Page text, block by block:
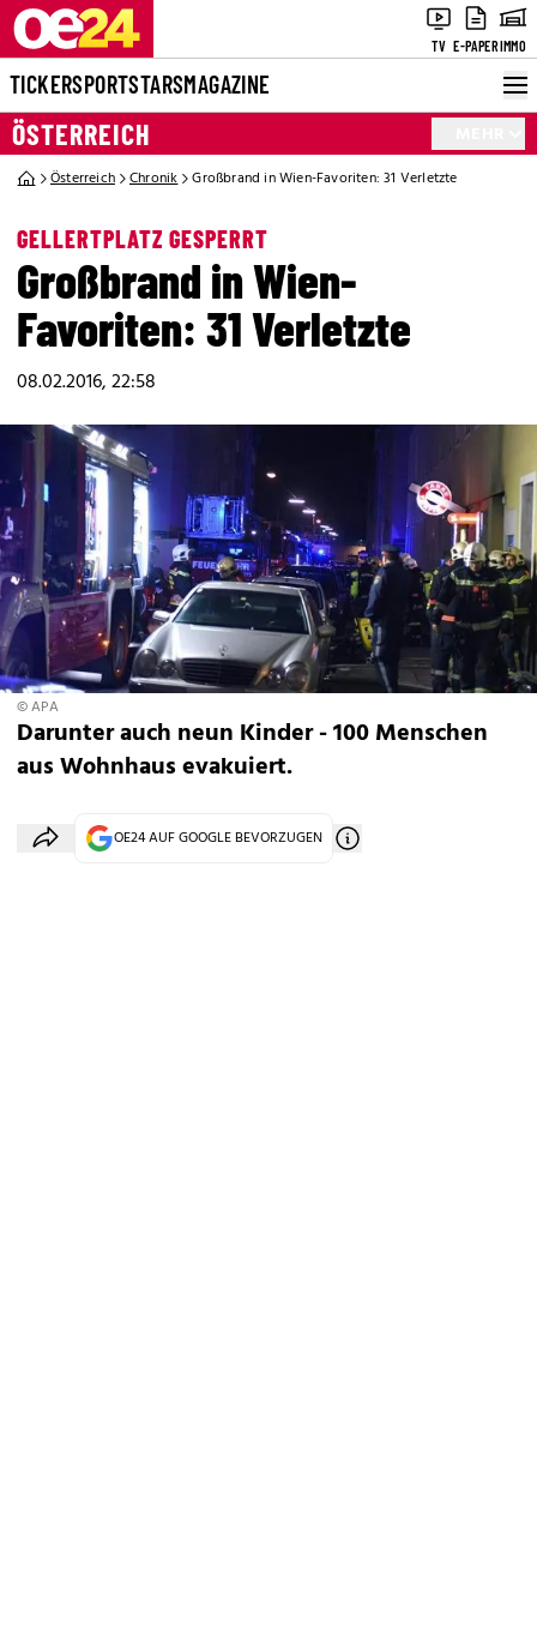
TV E-PAPERIMMO
TICKERSPORTSTARSMAGAZINE
ÖSTERREICH
Österreich Chronik Großbrand in Wien-Favoriten: 31 Verletzte
GELLERTPLATZ GESPERRT
Großbrand in Wien-
Favoriten: 31 Verletzte
08.02.2016, 22:58
© APA
Darunter auch neun Kinder - 100 Menschen
aus Wohnhaus evakuiert.
OE24 AUF GOOGLE BEVORZUGEN